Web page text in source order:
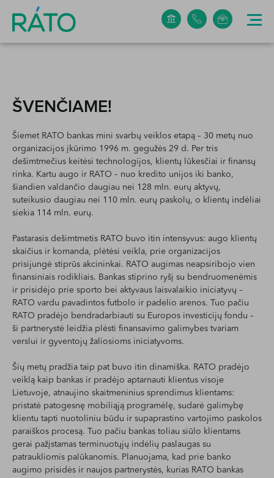
+370 5 265 0304 info@rato.lt
ŠVENČIAME!
Šiemet RATO bankas mini svarbų veiklos etapą – 30 metų nuo
organizacijos įkūrimo 1996 m. gegužės 29 d. Per tris
dešimtmečius keitėsi technologijos, klientų lūkesčiai ir finansų
rinka. Kartu augo ir RATO – nuo kredito unijos iki banko,
šiandien valdančio daugiau nei 128 mln. eurų aktyvų,
suteikusio daugiau nei 110 mln. eurų paskolų, o klientų indėliai
siekia 114 mln. eurų.
Pastarasis dešimtmetis RATO buvo itin intensyvus: augo klientų
skaičius ir komanda, plėtėsi veikla, prie organizacijos
prisijungė stiprūs akcininkai. RATO augimas neapsiribojo vien
finansiniais rodikliais. Bankas stiprino ryšį su bendruomenėmis
ir prisidėjo prie sporto bei aktyvaus laisvalaikio iniciatyvų –
RATO vardu pavadintos futbolo ir padelio arenos. Tuo pačiu
RATO pradėjo bendradarbiauti su Europos investicijų fondu –
ši partnerystė leidžia plėsti finansavimo galimybes tvariam
verslui ir gyventojų žaliosioms iniciatyvoms.
Šių metų pradžia taip pat buvo itin dinamiška. RATO pradėjo
veiklą kaip bankas ir pradėjo aptarnauti klientus visoje
Lietuvoje, atnaujino skaitmeninius sprendimus klientams:
pristatė patogesnę mobiliąją programėlę, sudarė galimybę
klientu tapti nuotoliniu būdu ir supaprastino vartojimo paskolos
paraiškos procesą. Tuo pačiu bankas toliau siūlo klientams
gerai pažįstamas terminuotųjų indėlių paslaugas su
patraukliomis palūkanomis. Planuojama, kad prie banko
augimo prisidės ir naujos partnerystės, kurias RATO bankas